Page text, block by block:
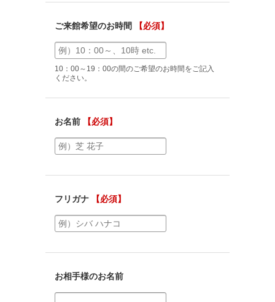
ご来館希望のお時間 【必須】
10：00～19：00の間のご希望のお時間をご記入
ください。
お名前 【必須】
フリガナ 【必須】
お相手様のお名前